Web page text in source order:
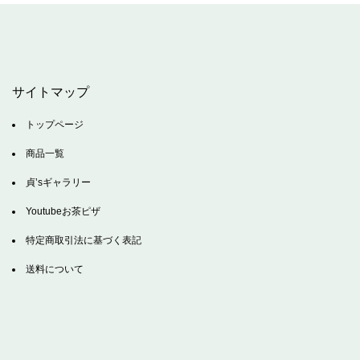
サイトマップ
トップページ
商品一覧
貞’sギャラリー
Youtubeお茶ピザ
特定商取引法に基づく表記
送料について